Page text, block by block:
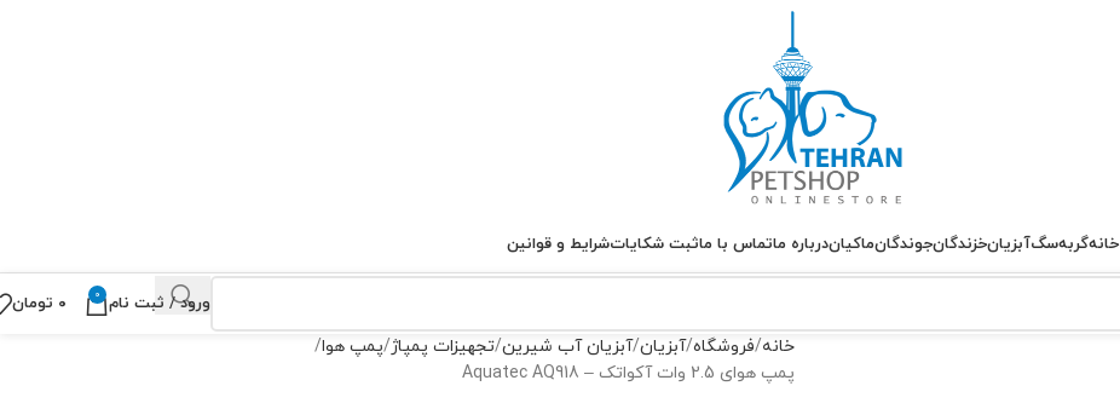
خانهگربهسگآبزیانخزندگانجوندگانماکیاندرباره ماتماس با ماثبت شکایاتشرایط و قوانین
ورود / ثبت نام 0 ۰ تومان
خانه فروشگاه آبزیان آبزیان آب شیرین تجهیزات پمپاژ پمپ هوا
پمپ هوای 2.5 وات آکواتک – Aquatec AQ918